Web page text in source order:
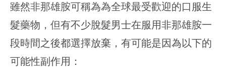
雖然非那雄胺可稱為為全球最受歡迎的口服生
髮藥物，但有不少脫髮男士在服用非那雄胺一
段時間之後都選擇放棄，有可能是因為以下的
可能性副作用：